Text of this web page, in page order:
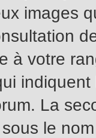
images
à votre
La
le